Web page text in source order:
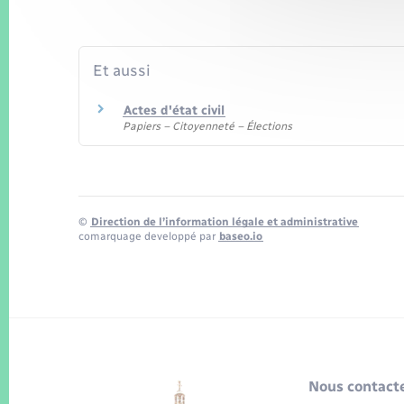
Et aussi
Actes d'état civil
Papiers – Citoyenneté – Élections
© Direction de l’information légale et administrative
comarquage developpé par baseo.io
Nous